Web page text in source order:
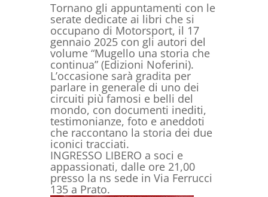
Tornano gli appuntamenti con le
serate dedicate ai libri che si
occupano di Motorsport, il 17
gennaio 2025 con gli autori del
volume “Mugello una storia che
continua” (Edizioni Noferini).
L’occasione sarà gradita per
parlare in generale di uno dei
circuiti più famosi e belli del
mondo, con documenti inediti,
testimonianze, foto e aneddoti
che raccontano la storia dei due
iconici tracciati.
INGRESSO LIBERO a soci e
appassionati, dalle ore 21,00
presso la ns sede in Via Ferrucci
135 a Prato.